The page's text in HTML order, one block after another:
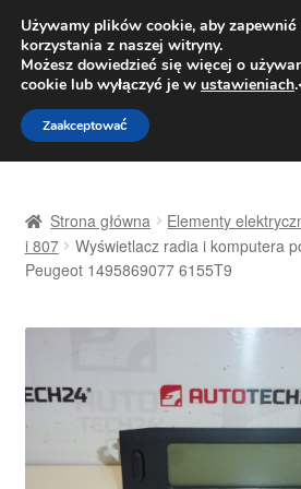
DOSTAWA od
Pn.-pt. 9:00-16:00
Przejdź
do
nawigacji
Przejdź
do
treści
Dostawa
Moje konto
O nas
Strona główna Elementy
i 807
Wyświetlacz radia i komputera
Peugeot 1495869077 6155T9
Używamy plików cookie, aby
korzystania z naszej witryny.
Możesz dowiedzieć się więcej o
cookie lub wyłączyć je w ustawieniach
Zaakceptować